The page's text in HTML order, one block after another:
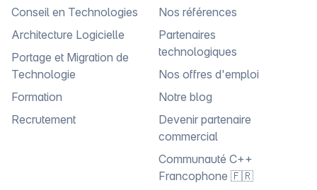
Conseil en Technologies
Architecture Logicielle
Portage et Migration de
Technologie
Formation
Recrutement
Nos références
Partenaires
technologiques
Nos offres d'emploi
Notre blog
Devenir partenaire
commercial
Communauté C++
Francophone 🇫🇷